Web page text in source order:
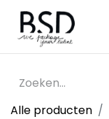
Alle producten